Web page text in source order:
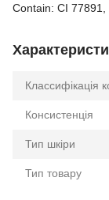
Contain: CI
Классифікація
Консистенція
Тип шкіри
Тип товару